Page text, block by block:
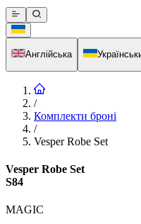
Англійська
/
Комплекти броні
/
Vesper Robe Set
Vesper Robe Set
S84
MAGIC